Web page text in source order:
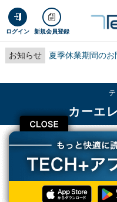
ログイン 新規会員登録
お知らせ 夏季休業期間の
カーエ
TECH+ テクノロジー
カー
Ryzen AI Embedded Proと